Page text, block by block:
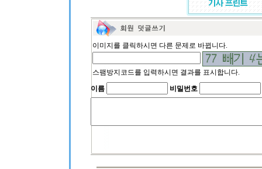
이미지를 클릭하시면 다른 문제로 바뀝니다.
스팸방지코드를 입력하시면 결과를 표시합니다.
이름
비밀번호